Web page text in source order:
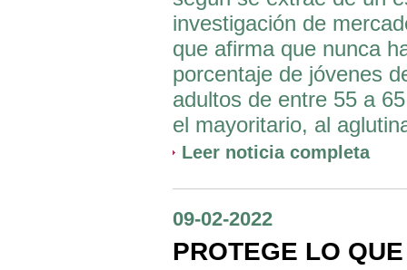
investigación de
que afirma que nunca
porcentaje de jóvenes
adultos de entre 55 a
el mayoritario, al
Leer noticia completa
09-02-2022
PROTEGE LO